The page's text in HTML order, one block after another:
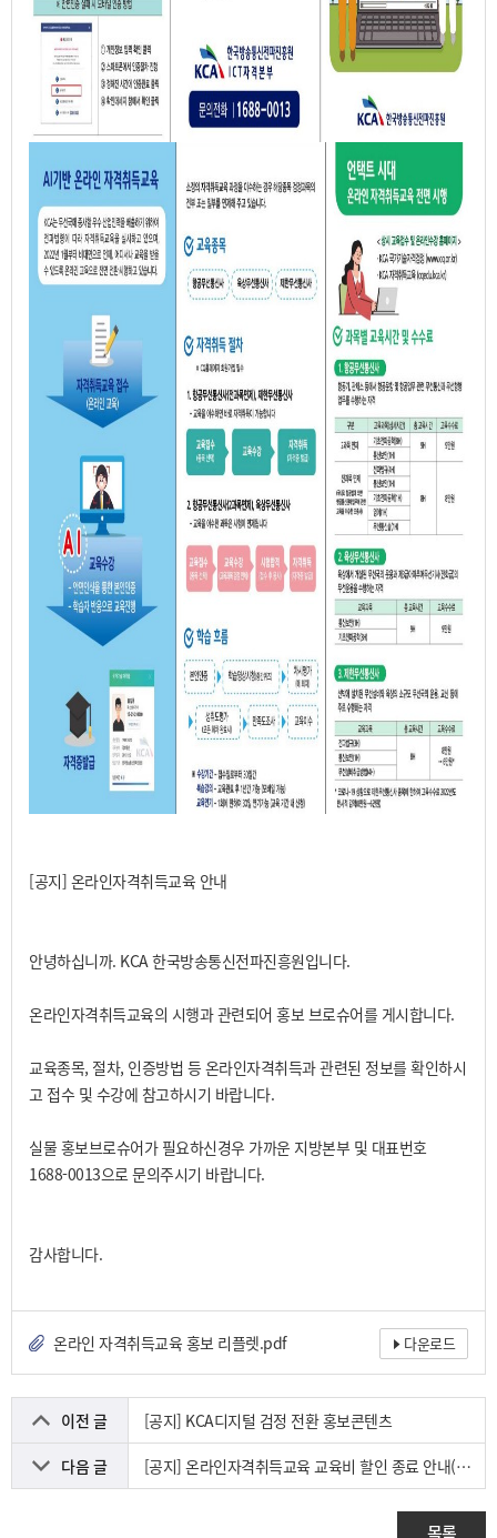
[공지] 온라인자격취득교육 안내
안녕하십니까. KCA 한국방송통신전파진흥원입니다.
온라인자격취득교육의 시행과 관련되어 홍보 브로슈어를 게시합니다.
교육종목, 절차, 인증방법 등 온라인자격취득과 관련된 정보를 확인하시
고 접수 및 수강에 참고하시기 바랍니다.
실물 홍보브로슈어가 필요하신경우 가까운 지방본부 및 대표번호
1688-0013으로 문의주시기 바랍니다.
감사합니다.
온라인 자격취득교육 홍보 리플렛.pdf 다운로드
이전 글 [공지] KCA디지털 검정 전환 홍보콘텐츠
다음 글 [공지] 온라인자격취득교육 교육비 할인 종료 안내(제한무선통신사)
목록